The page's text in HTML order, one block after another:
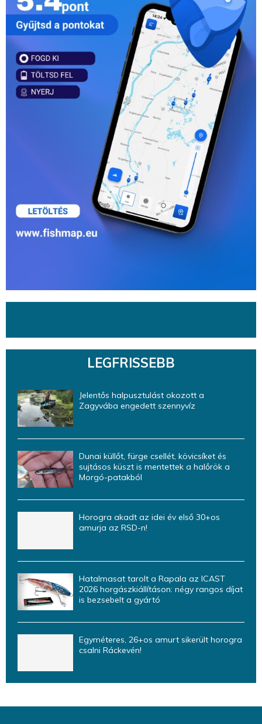
LEGFRISSEBB
Jelentős halpusztulást okozott a
Zagyvába engedett szennyvíz
Dunai küllőt, fürge csellét, kövicsíket és
sujtásos küszt is mentettek a halőrök a
Morgó-patakból
Horogra akadt az idei év első 30+os
amurja az RSD-n!
Hatalmasat tarolt a Rapala az ICAST
2026 horgászkiállításon: négy rangos díjat
is bezsebelt a gyártó
Egyméteres, 26+os amurt sikerült horogra
csalni Ráckevén!